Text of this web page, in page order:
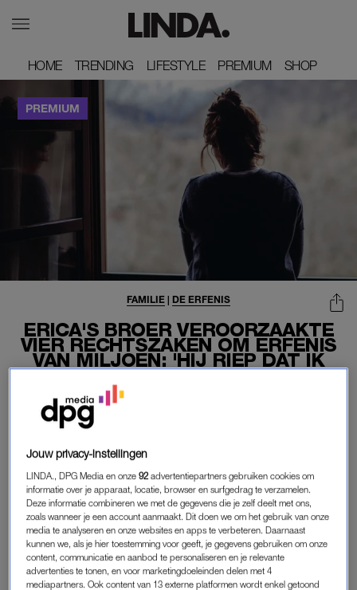
HOME
HOME TRENDING
TRENDING LIFESTYLE
LIFESTYLE PREMIUM
PREMIUM SHOP
SHOP
ERICA'S BROER VEROORZAAKTE
VIER RECHTSZAKEN OM ERFENIS
VAN MILJOEN: 'HIJ RIEP DAT IK
DRIE TON HAD VERDUISTERD'
FAMILIE | DE ERFENIS
30-05-2026
LEES VERDER MET
PREMIUM
Krijg onbeperkt toegang tot alle
artikelen
Jouw privacy-instellingen
LINDA., DPG Media en onze92 advertentiepartners gebruiken cookies om
informatie over je apparaat, locatie, browser en surfgedrag te verzamelen.
Deze informatie combineren we met de gegevens die je zelf deelt met ons,
zoals wanneer je een account aanmaakt. Dit doen we om het gebruik van onze
media te analyseren en onze websites en apps te verbeteren. Daarnaast
kunnen we, als je hier toestemming voor geeft, je gegevens gebruiken om onze
content, communicatie en aanbod te personaliseren en je relevante
advertenties te tonen, en voor marketingdoeleinden delen met 4
mediapartners. Ook content van 13 externe platformen wordt enkel getoond